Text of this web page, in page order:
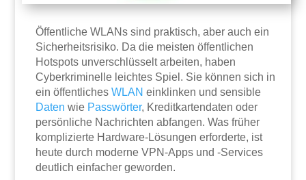
Öffentliche WLANs sind praktisch, aber auch ein
Sicherheitsrisiko. Da die meisten öffentlichen
Hotspots unverschlüsselt arbeiten, haben
Cyberkriminelle leichtes Spiel. Sie können sich in
ein öffentlichesWLAN einklinken und sensible
Daten wie Passwörter, Kreditkartendaten oder
persönliche Nachrichten abfangen. Was früher
komplizierte Hardware-Lösungen erforderte, ist
heute durch moderne VPN-Apps und -Services
deutlich einfacher geworden.